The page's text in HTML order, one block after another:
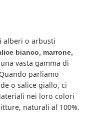
alberi o arbusti
bianco, marrone,
vasta gamma di
parliamo
o salice giallo, ci
nei loro colori
naturali al 100%.